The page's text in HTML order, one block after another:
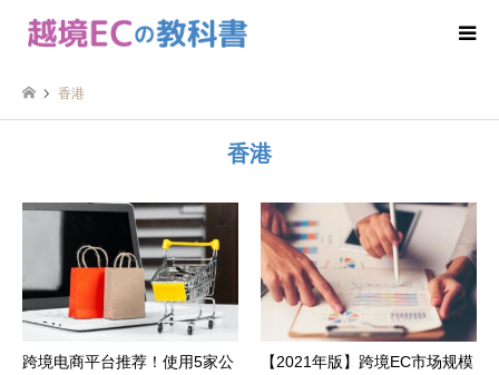
香港
香港
跨境电商平台推荐！使用5家公
【2021年版】跨境EC市场规模